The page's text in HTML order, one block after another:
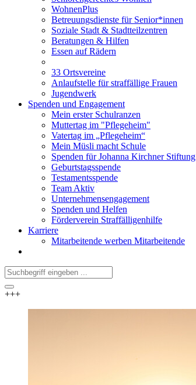
WohnenPlus
Betreuungsdienste für Senior*innen
Soziale Stadt & Stadtteilzentren
Beratungen & Hilfen
Essen auf Rädern
33 Ortsvereine
Anlaufstelle für straffällige Frauen
Jugendwerk
Spenden und Engagement
Mein erster Schulranzen
Muttertag im "Pflegeheim"
Vatertag im „Pflegeheim“
Mein Müsli macht Schule
Spenden für Johanna Kirchner Stiftung
Geburtstagsspende
Testamentsspende
Team Aktiv
Unternehmensengagement
Spenden und Helfen
Förderverein Straffälligenhilfe
Karriere
Mitarbeitende werben Mitarbeitende
+++